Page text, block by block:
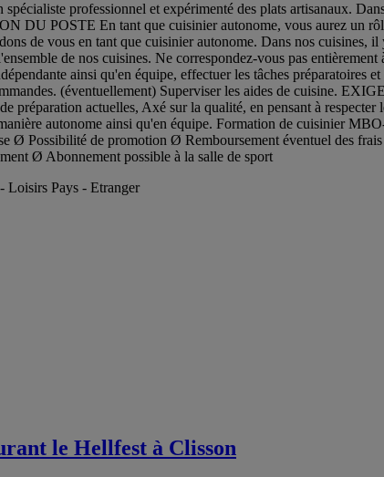
professionnel et expérimenté des plats artisanaux.
DU POSTE En tant que cuisinier autonome, vous aurez un
de vous en tant que cuisinier autonome. Dans nos
de nos cuisines. Ne correspondez-vous pas
ainsi qu'en équipe, effectuer les tâches préparatoires
(éventuellement) Superviser les aides de cuisine.
préparation actuelles, Axé sur la qualité, en pensant à
autonome ainsi qu'en équipe. Formation de cuisinier
Ø Possibilité de promotion Ø Remboursement éventuel des
Ø Abonnement possible à la salle de sport
Loisirs Pays - Etranger
le Hellfest à Clisson